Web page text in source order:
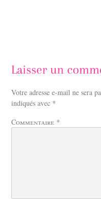
Laisser un
Votre adresse e-mail ne sera
indiqués avec *
Commentaire *